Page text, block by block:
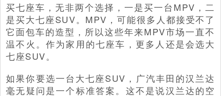
买七座车，无非两个选择，一是买一台MPV，二
是买大七座SUV。MPV，可能很多人都接受不了
它面包车的造型，所以这些年来MPV市场一直不
温不火。作为家用的七座车，更多人还是会选大
七座SUV。
如果你要选一台大七座SUV，广汽丰田的汉兰达
毫无疑问是一个标准答案。这不是说汉兰达的空